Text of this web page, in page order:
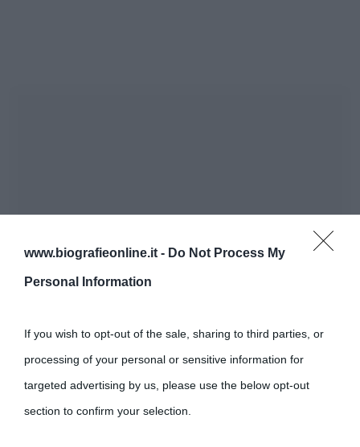
www.biografieonline.it - Do Not Process My
Personal Information
If you wish to opt-out of the sale, sharing to third parties, or
processing of your personal or sensitive information for
targeted advertising by us, please use the below opt-out
section to confirm your selection.